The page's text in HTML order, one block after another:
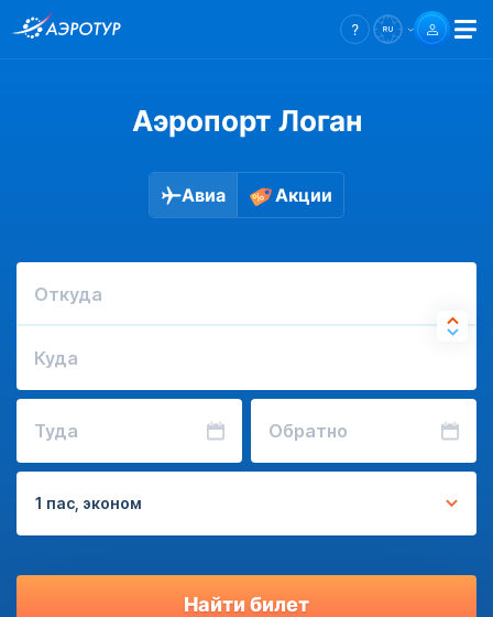
Аэропорт Логан
Авиа Акции
Откуда
Куда
Туда Обратно
1 пас, эконом
Найти билет